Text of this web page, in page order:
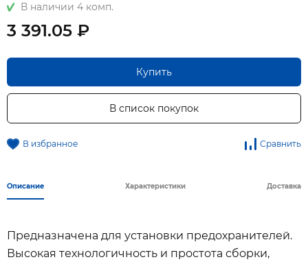
В наличии 4 комп.
3 391.05 ₽
Купить
В список покупок
В избранное Сравнить
Описание Характеристики Доставка
Предназначена для установки предохранителей.
Высокая технологичность и простота сборки,